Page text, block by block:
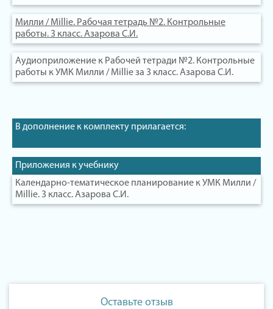
Милли / Millie. Рабочая тетрадь №2. Контрольные
работы. 3 класс. Азарова С.И.
Аудиоприложение к Рабочей тетради №2. Контрольные
работы к УМК Милли / Millie за 3 класс. Азарова С.И.
В дополнение к комплекту прилагается:
Приложения к учебнику
Календарно-тематическое планирование к УМК Милли /
Millie. 3 класс. Азарова С.И.
Оставьте отзыв